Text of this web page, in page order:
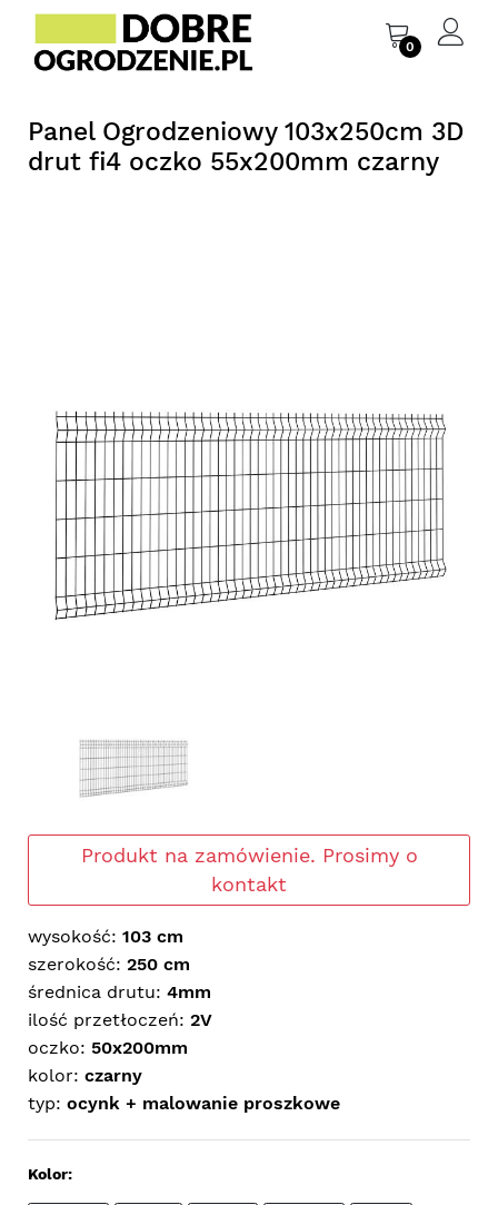
0
Panel Ogrodzeniowy 103x250cm 3D
drut fi4 oczko 55x200mm czarny
Produkt na zamówienie. Prosimy o
kontakt
wysokość: 103 cm
szerokość: 250 cm
średnica drutu: 4mm
ilość przetłoczeń: 2V
oczko: 50x200mm
kolor: czarny
typ: ocynk + malowanie proszkowe
Kolor: